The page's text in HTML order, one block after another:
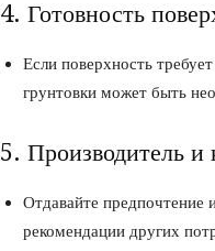
4. Готовность
Если поверхность
грунтовки может быть
5. Производитель и
Отдавайте
рекомендации других